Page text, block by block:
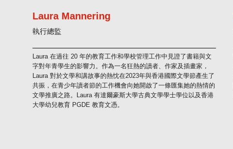
Laura Mannering
執行總監
Laura 在過往 20 年的教育工作和學校管理工作中見證了書籍與文
字對年青學生的影響力。作為一名狂熱的讀者、作家及插畫家，
Laura 對於文學和講故事的熱忱在2023年與香港國際文學節產生了
共振，在青少年讀者節的工作機會向她開啟了一條匯集她的熱情的
文學推廣之路。Laura 有達爾豪斯大學古典文學學士學位以及香港
大學幼兒教育 PGDE 教育文憑。